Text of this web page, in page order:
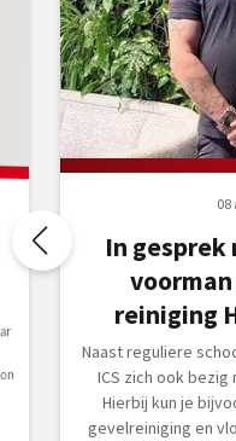
08
In
reiniging
Naast reguliere
ICS zich ook
Hierbij kun je
gevelreiniging en